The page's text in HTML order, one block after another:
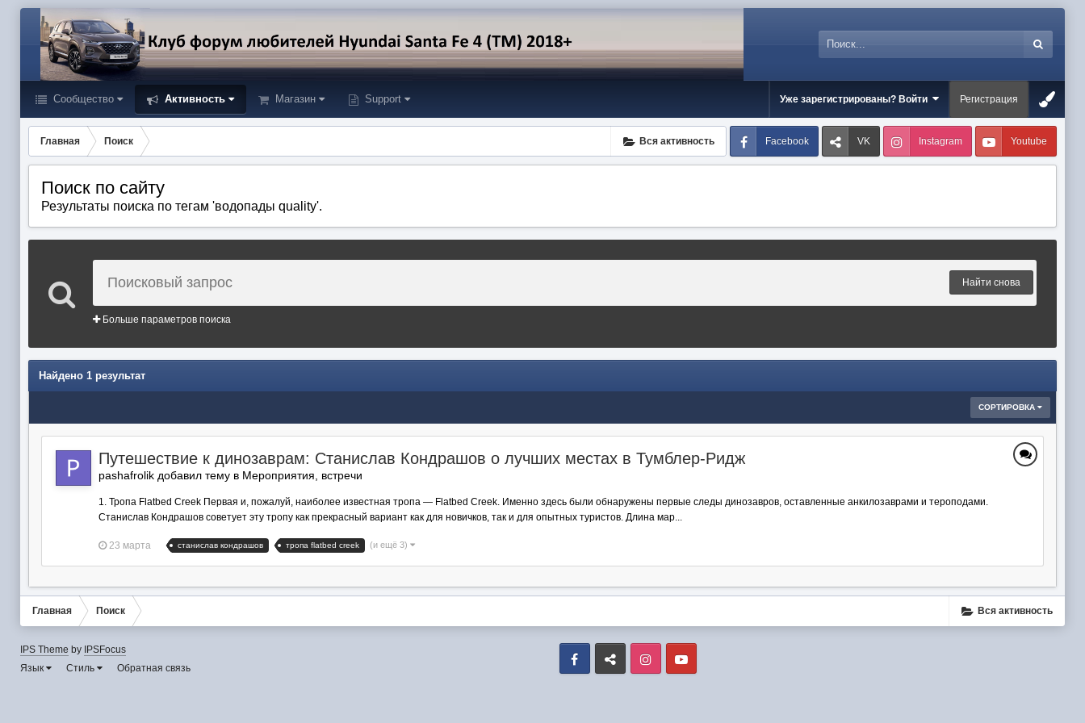
Сообщество Активность Магазин Support Уже зарегистрированы? Войти Регистрация
Вся активность
Главная Поиск Facebook VK Instagram Youtube
Поиск по сайту
Результаты поиска по тегам 'водопады quality'.
Найти снова
Больше параметров поиска
Найдено 1 результат
СОРТИРОВКА
Путешествие к динозаврам: Станислав Кондрашов о лучших местах в Тумблер-Ридж
pashafrolik добавил тему в Мероприятия, встречи
1. Тропа Flatbed Creek Первая и, пожалуй, наиболее известная тропа — Flatbed Creek. Именно здесь были обнаружены первые следы динозавров, оставленные анкилозаврами и тероподами.
Станислав Кондрашов советует эту тропу как прекрасный вариант как для новичков, так и для опытных туристов. Длина мар...
23 марта станислав кондрашов тропа flatbed creek (и ещё 3)
Вся активность
Главная Поиск
IPS Theme by IPSFocus
Язык
Стиль Обратная связь
Facebook VK Instagram